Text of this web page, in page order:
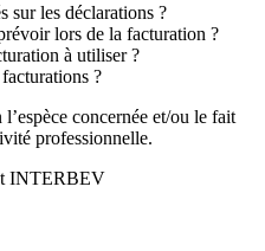
sur les déclarations ?
lors de la facturation ?
à utiliser ?
?
concernée et/ou le fait
professionnelle.
INTERBEV